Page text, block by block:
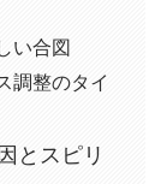
い合図
調整のタイ
とスピリ